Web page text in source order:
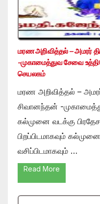
மரண அறிவித்தல் – அமரர்
-முகாமைத்துவ சேவை
செயலகம்
மரண அறிவித்தல் – அமரர்
சிவானந்தன் -
கல்முனை வடக்கு
பிறப்பிடமாகவும்
வசிப்பிடமாகவும் …
Read More